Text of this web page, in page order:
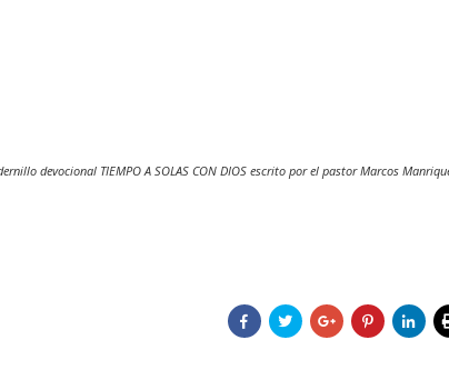
devocional TIEMPO A SOLAS CON DIOS escrito por el pastor Marcos